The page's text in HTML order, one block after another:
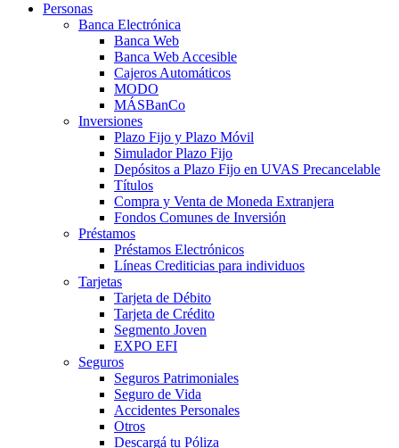
Personas
Banca Electrónica
Banca Web
Banca Web Accesible
Cajeros Automáticos
MODO
MÁSBanCo
Inversiones
Plazo Fijo y Plazo Móvil
Simulador Plazo Fijo
Depósitos a Plazo Fijo en UVAS Precancelable
Títulos
Compra y Venta de Moneda Extranjera
Fondos Comunes de Inversión
Préstamos
Préstamos Electrónicos
Líneas Crediticias para individuos
Tarjetas
Tarjeta de Débito
Tarjeta de Crédito
Segmento Joven
EXPO EFI
Seguros
Seguros Patrimoniales
Seguro de Vida
Accidentes Personales
Otros
Descargá tu Póliza